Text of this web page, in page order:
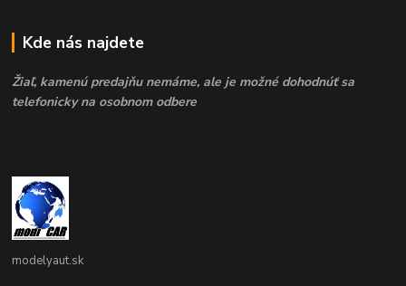
Kde nás najdete
Žiaľ, kamenú predajňu nemáme, ale je možné dohodnúť sa
telefonicky na osobnom odbere
modelyaut.sk